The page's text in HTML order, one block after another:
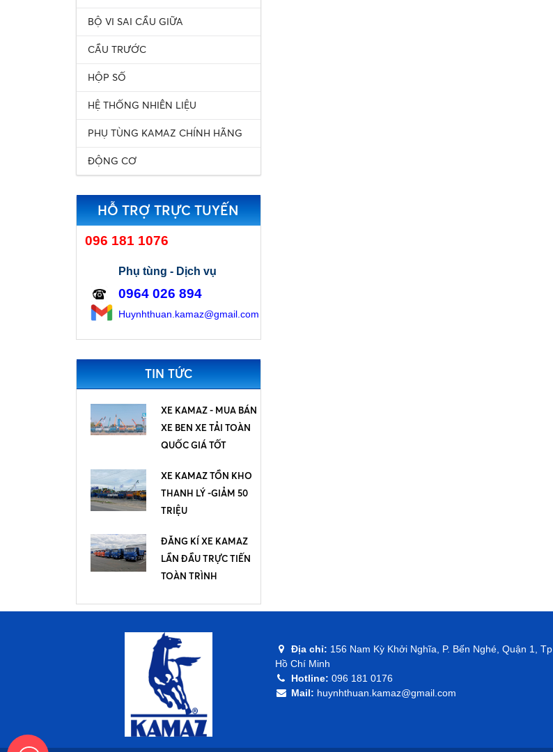
BỘ VI SAI CẦU GIỮA
CẦU TRƯỚC
HỘP SỐ
HỆ THỐNG NHIÊN LIỆU
PHỤ TÙNG KAMAZ CHÍNH HÃNG
ĐỘNG CƠ
HỖ TRỢ TRỰC TUYẾN
096 181 1076
Phụ tùng - Dịch vụ
0964 026 894
Huynhthuan.kamaz@gmail.com
TIN TỨC
XE KAMAZ - MUA BÁN
XE BEN XE TẢI TOÀN
QUỐC GIÁ TỐT
XE KAMAZ TỒN KHO
THANH LÝ -GIẢM 50
TRIỆU
ĐĂNG KÍ XE KAMAZ
LẦN ĐẦU TRỰC TIẾN
TOÀN TRÌNH
Địa chỉ: 156 Nam Kỳ Khởi Nghĩa, P. Bến Nghé, Quận 1, Tp
Hồ Chí Minh
Hotline: 096 181 0176
Mail: huynhthuan.kamaz@gmail.com